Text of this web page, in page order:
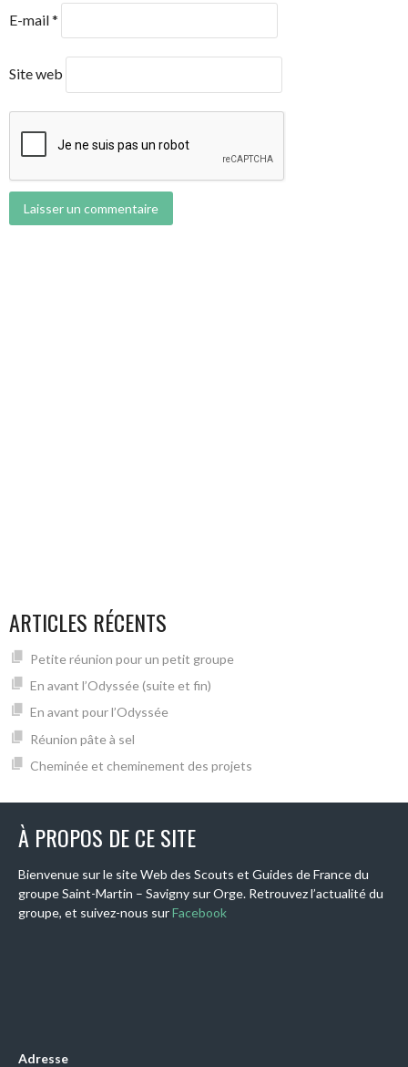
E-mail*
Site web
ARTICLES RÉCENTS
Petite réunion pour un petit groupe
En avant l’Odyssée (suite et fin)
En avant pour l’Odyssée
Réunion pâte à sel
Cheminée et cheminement des projets
À PROPOS DE CE SITE
Bienvenue sur le site Web des Scouts et Guides de France du
groupe Saint-Martin – Savigny sur Orge. Retrouvez l’actualité du
groupe, et suivez-nous surFacebook
Adresse